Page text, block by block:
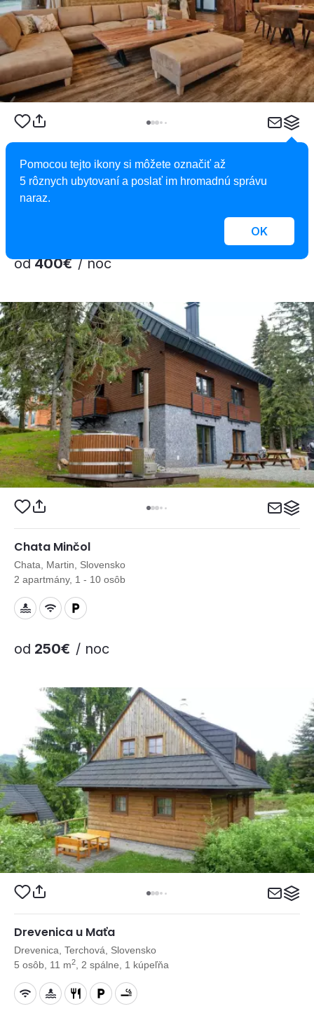
Mountain Chalets - Chalet Jeleň
Chalet, Valča, Slovensko
8 osôb, 3 spálne, 2 kúpeľne
od400€ / noc
Chata Minčol
Chata, Martin, Slovensko
2 apartmány, 1 - 10 osôb
od 250€ / noc
Drevenica u Maťa
Drevenica, Terchová, Slovensko
5 osôb, 11 m2 , 2 spálne, 1 kúpeľňa
Pomocou tejto ikony si môžete označiť až
5 rôznych ubytovaní a poslať im hromadnú správu
naraz.
OK